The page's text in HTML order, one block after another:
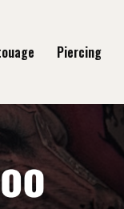
Piercing